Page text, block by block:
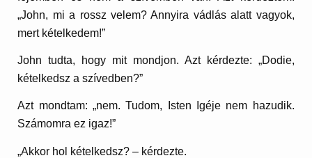
„John, mi a rossz velem? Annyira vádlás alatt vagyok,
mert kételkedem!”
John tudta, hogy mit mondjon. Azt kérdezte: „Dodie,
kételkedsz a szívedben?”
Azt mondtam: „nem. Tudom, Isten Igéje nem hazudik.
Számomra ez igaz!”
„Akkor hol kételkedsz? – kérdezte.